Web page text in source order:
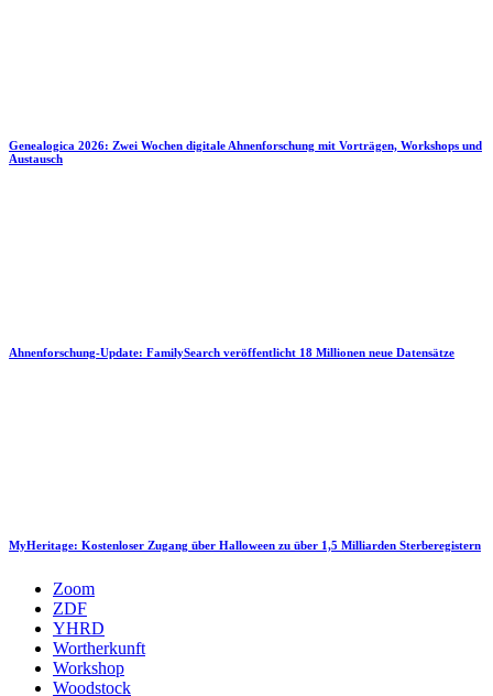
Genealogica 2026: Zwei Wochen digitale Ahnenforschung mit Vorträgen, Workshops und
Austausch
Ahnenforschung-Update: FamilySearch veröffentlicht 18 Millionen neue Datensätze
MyHeritage: Kostenloser Zugang über Halloween zu über 1,5 Milliarden Sterberegistern
Zoom
ZDF
YHRD
Wortherkunft
Workshop
Woodstock